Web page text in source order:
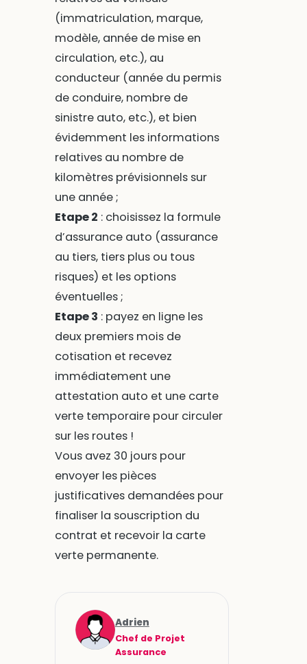
(immatriculation, marque,
modèle, année de mise en
circulation, etc.), au
conducteur (année du permis
de conduire, nombre de
sinistre auto, etc.), et bien
évidemment les informations
relatives au nombre de
kilomètres prévisionnels sur
une année ;
Etape 2 : choisissez la formule
d’assurance auto (assurance
au tiers, tiers plus ou tous
risques) et les options
éventuelles ;
Etape 3 : payez en ligne les
deux premiers mois de
cotisation et recevez
immédiatement une
attestation auto et une carte
verte temporaire pour circuler
sur les routes !
Vous avez 30 jours pour
envoyer les pièces
justificatives demandées pour
finaliser la souscription du
contrat et recevoir la carte
verte permanente.
Adrien
Chef de Projet
Assurance